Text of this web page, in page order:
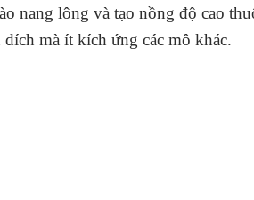
nang lông và tạo nồng độ cao
mà ít kích ứng các mô khác.